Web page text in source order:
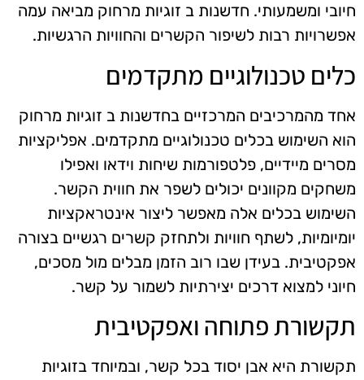
חיובי ומשמעותי. חדשנות ב זוגיות מרחוק מביאה עמה
אפשרויות רבות לשיפור הקשרים והחוויות הרגשיות.
כלים טכנולוגיים מתקדמים
אחד מהמרכיבים המרכזיים בחדשנות ב זוגיות מרחוק
הוא השימוש בכלים טכנולוגיים מתקדמים. אפליקציות
מסרים מיידיים, פלטפורמות שיחות וידאו ואפילו
משחקים מקוונים יכולים לשפר את חווית הקשר.
השימוש בכלים אלה מאפשר ליצור אינטראקציות
יומיומיות, לשתף חוויות ולתחזק קשרים רגשיים בצורה
אפקטיבית. בעידן שבו רוב הזמן מבלים מול מסכים,
חיוני למצוא דרכים יצירתיות לשמור על קשר.
תקשורת פתוחה ואפקטיבית
תקשורת היא אבן יסוד בכל קשר, ובמיוחד בזוגיות